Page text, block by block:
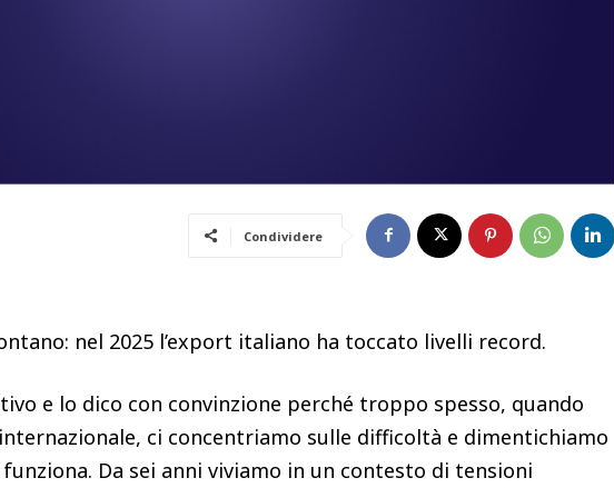
Condividere
nel 2025 l’export italiano ha toccato livelli record.
e lo dico con convinzione perché troppo spesso, quando
ci concentriamo sulle difficoltà e dimentichiamo
Da sei anni viviamo in un contesto di tensioni